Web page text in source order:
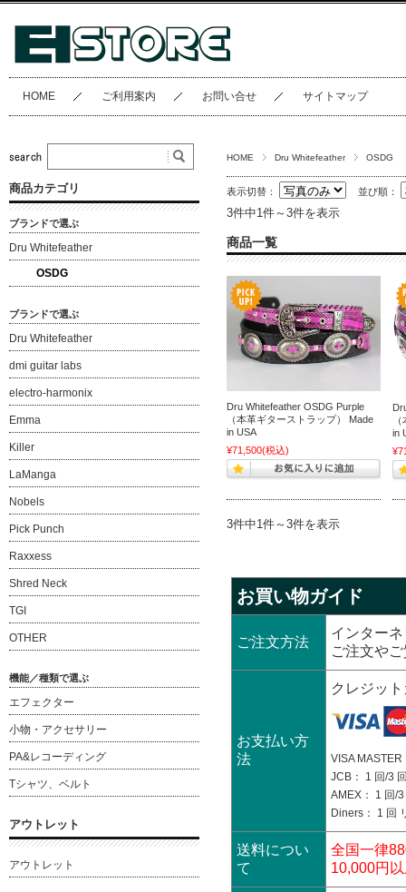
HOME ご利用案内 お問い合せ サイトマップ
HOME Dru Whitefeather OSDG
表示切替： 並び順：
3件中1件～3件を表示
商品一覧
Dru Whitefeather OSDG Purple
（本革ギターストラップ） Made
in USA
¥71,500(税込)
in
3件中1件～3件を表示
お買い物ガイド
ご注文方法
インター
ご注文や
お支払い方
法
クレジッ
VISA
JCB： 1 回/3
AMEX： 1 回/
Diners： 1 回
送料につい
て
全国一律
10,000円
商品カテゴリ
ブランドで選ぶ
Dru Whitefeather
OSDG
ブランドで選ぶ
Dru Whitefeather
dmi guitar labs
electro-harmonix
Emma
Killer
LaManga
Nobels
Pick Punch
Raxxess
Shred Neck
TGI
OTHER
機能／種類で選ぶ
エフェクター
小物・アクセサリー
PA&レコーディング
Tシャツ、ベルト
アウトレット
アウトレット